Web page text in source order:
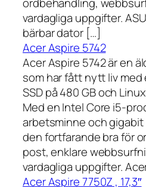
vardagliga uppgifter.
bärbar dator […]
Acer Aspire 5742
Acer Aspire 5742 är en
som har fått nytt liv med
SSD på 480 GB och
Med en Intel Core i5-
arbetsminne och
den fortfarande bra för
post, enklare
vardagliga uppgifter.
Acer Aspire 7750Z , 17,3″